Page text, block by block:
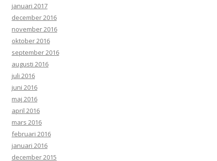
januari 2017
december 2016
november 2016
oktober 2016
september 2016
augusti 2016
juli 2016
juni 2016
maj 2016
april 2016
mars 2016
februari 2016
januari 2016
december 2015